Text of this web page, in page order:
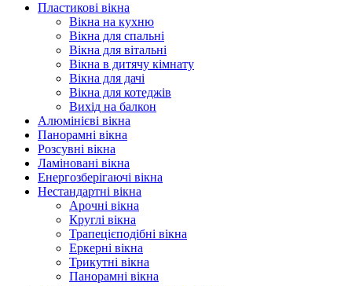
Пластикові вікна
Вікна на кухню
Вікна для спальні
Вікна для вітальні
Вікна в дитячу кімнату
Вікна для дачі
Вікна для котеджів
Вихід на балкон
Алюмінієві вікна
Панорамні вікна
Розсувні вікна
Ламіновані вікна
Енергозберігаючі вікна
Нестандартні вікна
Арочні вікна
Круглі вікна
Трапецієподібні вікна
Еркерні вікна
Трикутні вікна
Панорамні вікна